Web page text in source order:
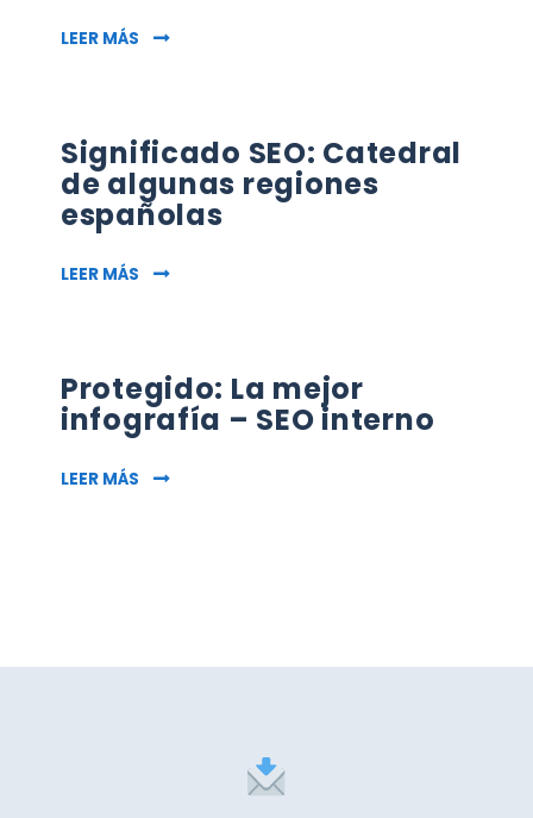
LEER MÁS MYMAIL (MAILSTER): EL MEJOR PLUGIN DE
Significado SEO: Catedral
de algunas regiones
españolas
LEER MÁS SIGNIFICADO SEO: CATEDRAL DE ALGUNAS
Protegido: La mejor
infografía – SEO interno
LEER MÁS PROTEGIDO: LA MEJOR INFOGRAFÍA – SEO